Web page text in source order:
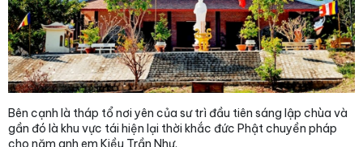
Bên cạnh là tháp tổ nơi yên của sư trì đầu tiên sáng lập chùa và
gần đó là khu vực tái hiện lại thời khắc đức Phật chuyền pháp
cho năm anh em Kiều Trần Như.